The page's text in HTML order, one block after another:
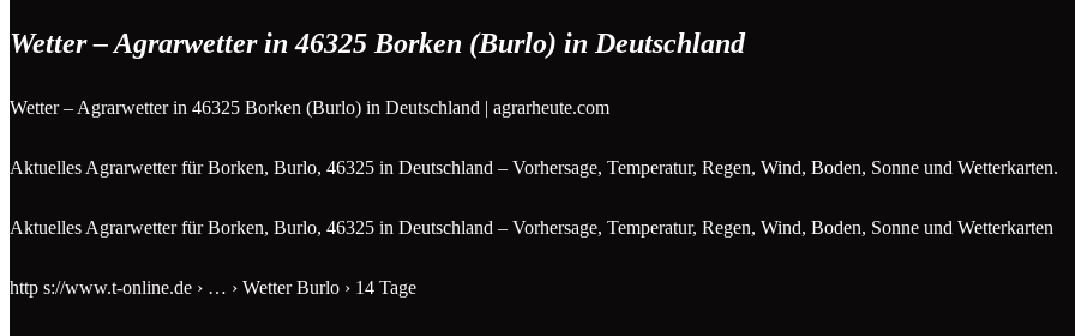
Wetter – Agrarwetter in 46325 Borken (Burlo) in Deutschland
Wetter – Agrarwetter in 46325 Borken (Burlo) in Deutschland | agrarheute.com
Aktuelles Agrarwetter für Borken, Burlo, 46325 in Deutschland – Vorhersage, Temperatur, Regen, Wind, Boden, Sonne und Wetterkarten.
Aktuelles Agrarwetter für Borken, Burlo, 46325 in Deutschland – Vorhersage, Temperatur, Regen, Wind, Boden, Sonne und Wetterkarten
http s://www.t-online.de › … › Wetter Burlo › 14 Tage